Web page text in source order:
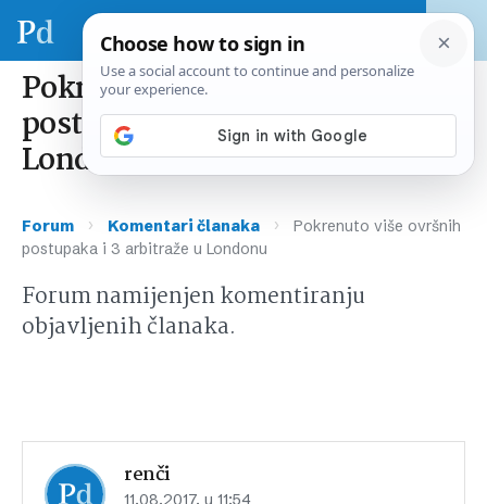
Pokrenuto više ovršnih
postupaka i 3 arbitraže u
Londonu
Forum › Komentari članaka ›
Pokrenuto više ovršnih
postupaka i 3 arbitraže u Londonu
Forum namijenjen komentiranju
objavljenih članaka.
renči
11.08.2017. u 11:54